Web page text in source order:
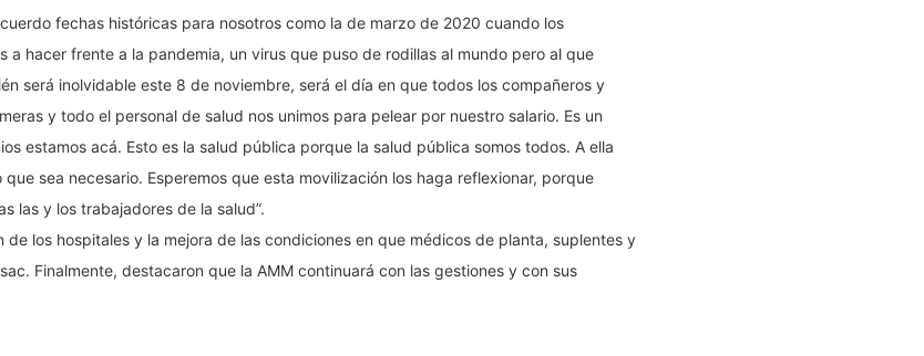
fechas históricas para nosotros como la de marzo de 2020 cuando los
a hacer frente a la pandemia, un virus que puso de rodillas al mundo pero al que
será inolvidable este 8 de noviembre, será el día en que todos los compañeros y
y todo el personal de salud nos unimos para pelear por nuestro salario. Es un
estamos acá. Esto es la salud pública porque la salud pública somos todos. A ella
sea necesario. Esperemos que esta movilización los haga reflexionar, porque
las y los trabajadores de la salud”.
los hospitales y la mejora de las condiciones en que médicos de planta, suplentes y
Finalmente, destacaron que la AMM continuará con las gestiones y con sus